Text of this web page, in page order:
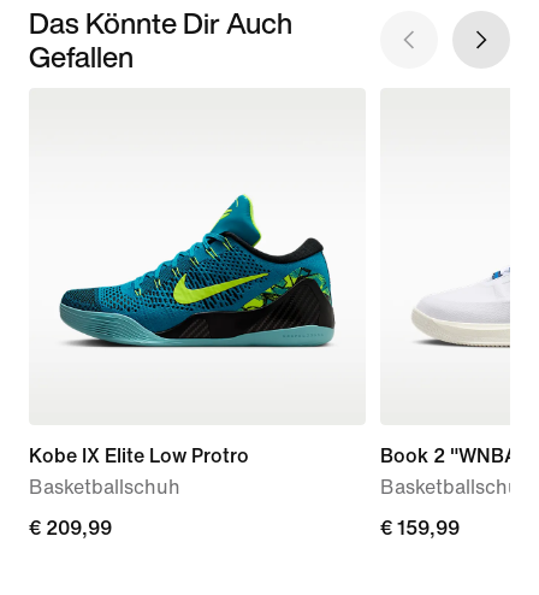
Das Könnte Dir Auch
Gefallen
Kobe IX Elite Low Protro
Basketballschuh
€ 209,99
€ 209,99
Book 2 "WNBA
Basketballschuh
€ 159,99
€ 159,99